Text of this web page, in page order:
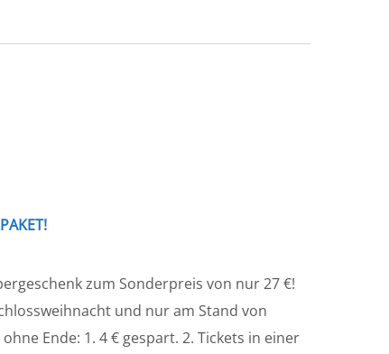
zum Sonderpreis von nur 27 €!
und nur am Stand von
Ende: 1. 4 € gespart. 2. Tickets in einer